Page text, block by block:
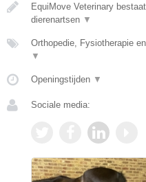
EquiMove Veterinary
dierenartsen ▼
Orthopedie, Fysiotherapie
▼
Openingstijden ▼
Sociale media: